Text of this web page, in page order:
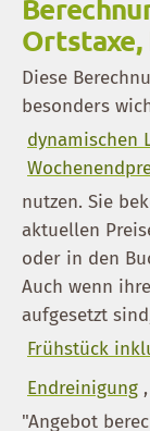
Ortstaxe,
Diese
besonders
dynamischen
nutzen. Sie
aktuellen
oder in den
Auch wenn
aufgesetzt
Frühstück
Endreinigung
"Angebot